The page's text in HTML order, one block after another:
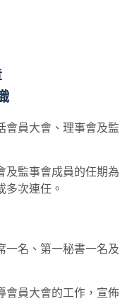
員大會、理事會及監
及監事會成員的任期為
多次連任。
名、第一秘書一名及
會員大會的工作，宣佈